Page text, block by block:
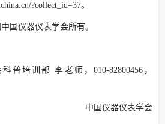
?collect_id=37。
国仪器仪表学会所有。
普培训部 李老师，010-82800456，
中国仪器仪表学会